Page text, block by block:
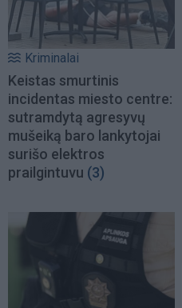
Kriminalai
Keistas smurtinis
incidentas miesto centre:
sutramdytą agresyvų
mušeiką baro lankytojai
surišo elektros
prailgintuvu (3)